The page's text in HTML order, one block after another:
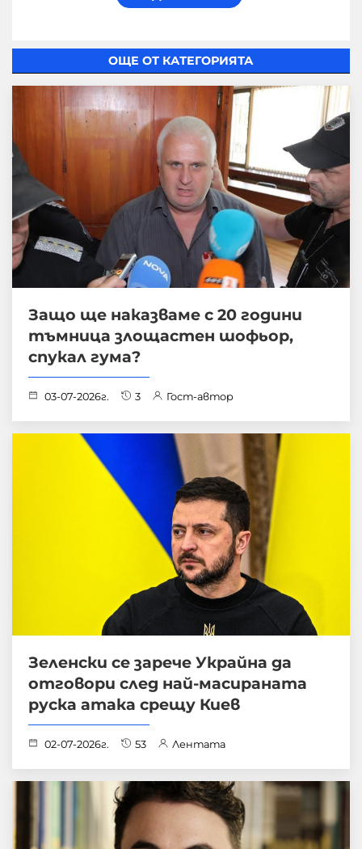
ОЩЕ ОТ КАТЕГОРИЯТА
Защо ще наказваме с 20 години
тъмница злощастен шофьор,
спукал гума?
03-07-2026г. 3 Гост-автор
Зеленски се зарече Украйна да
отговори след най-масираната
руска атака срещу Киев
02-07-2026г. 53 Лентата